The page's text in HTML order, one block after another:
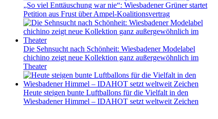
„So viel Enttäuschung war nie“: Wiesbadener Grüner startet
Petition aus Frust über Ampel-Koalitionsvertrag
Die Sehnsucht nach Schönheit: Wiesbadener Modelabel
chichino zeigt neue Kollektion ganz außergewöhnlich im
Theater
Heute steigen bunte Luftballons für die Vielfalt in den
Wiesbadener Himmel – IDAHOT setzt weltweit Zeichen